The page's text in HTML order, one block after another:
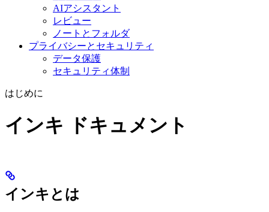
AIアシスタント
レビュー
ノートとフォルダ
プライバシーとセキュリティ
データ保護
セキュリティ体制
はじめに
インキ ドキュメント
インキとは